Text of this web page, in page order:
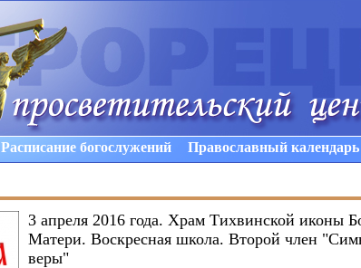
Расписание богослужений Православный календарь
3 апреля 2016 года. Храм Тихвинской иконы
Матери. Воскресная школа. Второй член
веры"